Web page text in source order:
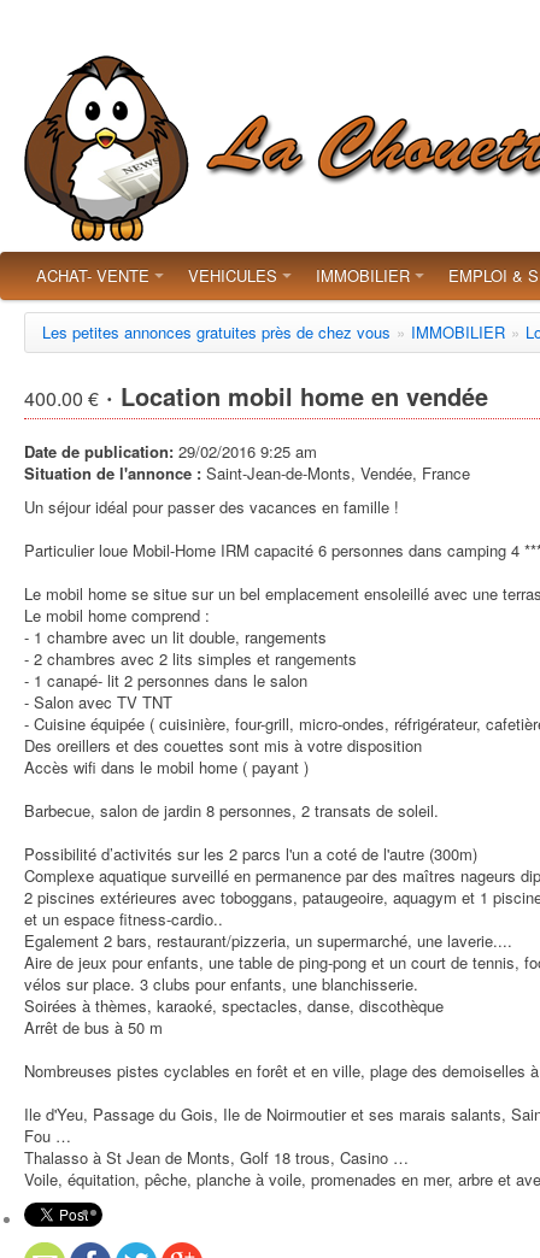
ACHAT- VENTE VEHICULES IMMOBILIER EMPLOI &
Les petites annonces gratuites près de chez vous » IMMOBILIER »
400.00 € · Location mobil home en vendée
Date de publication: 29/02/2016 9:25 am
Situation de l'annonce : Saint-Jean-de-Monts, Vendée, France
Un séjour idéal pour passer des vacances en famille !
Particulier loue Mobil-Home IRM capacité 6 personnes dans camping 4
Le mobil home se situe sur un bel emplacement ensoleillé avec une
Le mobil home comprend :
- 1 chambre avec un lit double, rangements
- 2 chambres avec 2 lits simples et rangements
- 1 canapé- lit 2 personnes dans le salon
- Salon avec TV TNT
- Cuisine équipée ( cuisinière, four-grill, micro-ondes, réfrigérateur,
Des oreillers et des couettes sont mis à votre disposition
Accès wifi dans le mobil home ( payant )
Barbecue, salon de jardin 8 personnes, 2 transats de soleil.
Possibilité d’activités sur les 2 parcs l'un a coté de l'autre (300m)
Complexe aquatique surveillé en permanence par des maîtres nageurs
2 piscines extérieures avec toboggans, pataugeoire, aquagym et 1
et un espace fitness-cardio..
Egalement 2 bars, restaurant/pizzeria, un supermarché, une laverie....
Aire de jeux pour enfants, une table de ping-pong et un court de tennis,
vélos sur place. 3 clubs pour enfants, une blanchisserie.
Soirées à thèmes, karaoké, spectacles, danse, discothèque
Arrêt de bus à 50 m
Nombreuses pistes cyclables en forêt et en ville, plage des demoiselles
Ile d'Yeu, Passage du Gois, Ile de Noirmoutier et ses marais salants,
Fou …
Thalasso à St Jean de Monts, Golf 18 trous, Casino …
Voile, équitation, pêche, planche à voile, promenades en mer, arbre et